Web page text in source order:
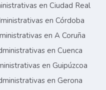
en Ciudad Real
en Córdoba
en A Coruña
en Cuenca
en Guipúzcoa
en Gerona